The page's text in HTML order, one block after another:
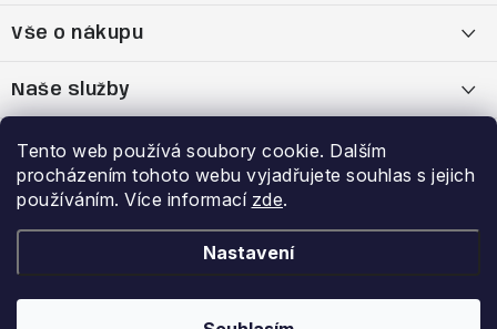
Tento web používá soubory cookie. Dalším
procházením tohoto webu vyjadřujete souhlas s jejich
používáním. Více informací zde.
Nastavení
p
t
Vše o nákupu
Reklamační řád
Podmínky ochrany osobních údajů
Naše služby
Bootfitting - tvarování lyžařských bot
Analýza chodidla Currex
Výhody a slevy
Garance nejnižší ceny
Přihlášení